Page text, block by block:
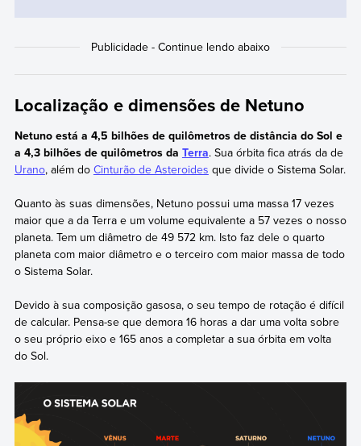
Localização e dimensões de Netuno
Netuno está a 4,5 bilhões de quilômetros de distância do Sol e
a 4,3 bilhões de quilômetros da Terra. Sua órbita fica atrás da de
Urano, além do Cinturão de Asteroides que divide o Sistema Solar.
Quanto às suas dimensões, Netuno possui uma massa 17 vezes
maior que a da Terra e um volume equivalente a 57 vezes o nosso
planeta. Tem um diâmetro de 49 572 km. Isto faz dele o quarto
planeta com maior diâmetro e o terceiro com maior massa de todo
o Sistema Solar.
Devido à sua composição gasosa, o seu tempo de rotação é difícil
de calcular. Pensa-se que demora 16 horas a dar uma volta sobre
o seu próprio eixo e 165 anos a completar a sua órbita em volta
do Sol.